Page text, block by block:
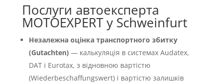
Послуги автоексперта
MOTOEXPERT у Schweinfurt
Незалежна оцінка транспортного збитку
(Gutachten) — калькуляція в системах Audatex,
DAT і Eurotax, з відновною вартістю
(Wiederbeschaffungswert) і вартістю залишків